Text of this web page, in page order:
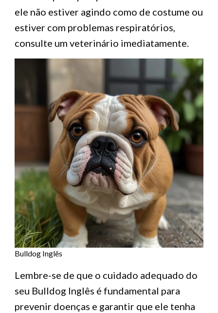
ele não estiver agindo como de costume ou
estiver com problemas respiratórios,
consulte um veterinário imediatamente.
Bulldog Inglês
Lembre-se de que o cuidado adequado do
seu Bulldog Inglês é fundamental para
prevenir doenças e garantir que ele tenha